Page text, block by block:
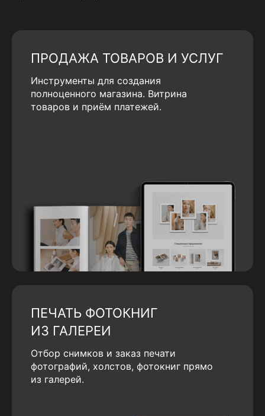
ПРОДАЖА ТОВАРОВ И УСЛУГ
Инструменты для создания
полноценного магазина. Витрина
товаров и приём платежей.
ПЕЧАТЬ ФОТОКНИГ
ИЗ ГАЛЕРЕИ
Отбор снимков и заказ печати
фотографий, холстов, фотокниг прямо
из галерей.